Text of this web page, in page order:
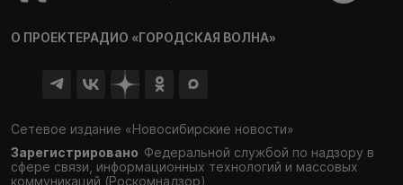
О ПРОЕКТЕРАДИО «ГОРОДСКАЯ ВОЛНА»
Сетевое издание «Новосибирские новости»
Зарегистрировано Федеральной службой по надзору в
сфере связи, информационных технологий и массовых
коммуникаций (Роскомнадзор)